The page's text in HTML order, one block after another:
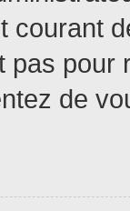
courant
pas pour
de